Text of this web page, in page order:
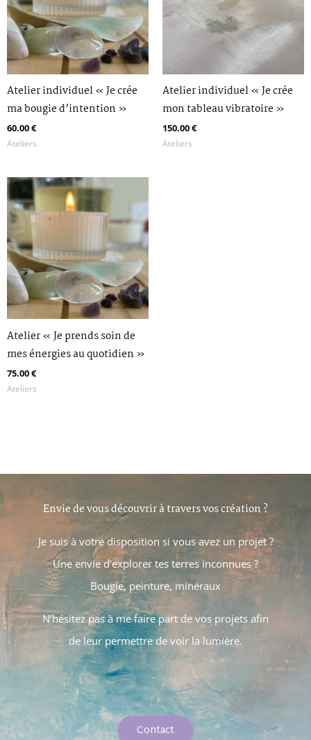
Atelier individuel « Je crée
ma bougie d’intention »
60.00€
Ateliers
Atelier individuel « Je crée
mon tableau vibratoire »
150.00€
Ateliers
Atelier « Je prends soin de
mes énergies au quotidien »
75.00€
Ateliers
Envie de vous découvrir à travers vos création ?
Je suis à votre disposition si vous avez un projet ?
Une envie d’explorer tes terres inconnues ?
Bougie, peinture, minéraux
N’hésitez pas à me faire part de vos projets afin
de leur permettre de voir la lumière.
Contact